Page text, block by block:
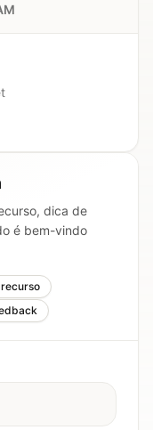
dica de
é bem-vindo